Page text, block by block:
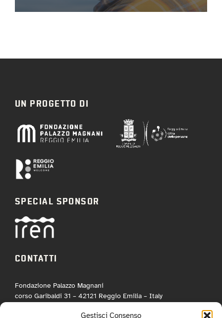
Gestisci Consenso
UN PROGETTO DI
SPECIAL SPONSOR
CONTATTI
Fondazione Palazzo Magnani
corso Garibaldi 31 – 42121 Reggio Emilia – Italy